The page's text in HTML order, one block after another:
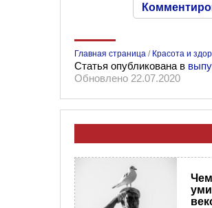
Главная страница / Красота и
Статья опубликована в
Обновлено 22.07.2020